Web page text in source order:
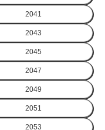
2041
2043
2045
2047
2049
2051
2053